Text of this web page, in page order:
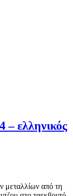
– ελληνικός
μεταλλίων από τη